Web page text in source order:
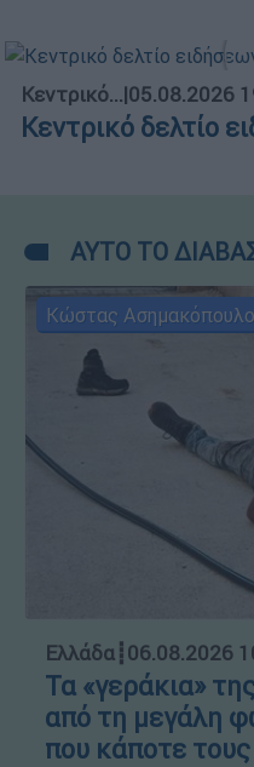
Κεντρικό...|05.08.2026
Κεντρικό δελτίο
ΑΥΤΟ ΤΟ
Κώστας
Ελλάδα┋06.08.2026
Τα «γεράκια»
από τη μεγάλη
που κάποτε